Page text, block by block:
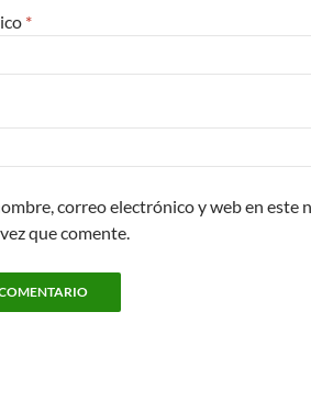
*
correo electrónico y web en este
que comente.